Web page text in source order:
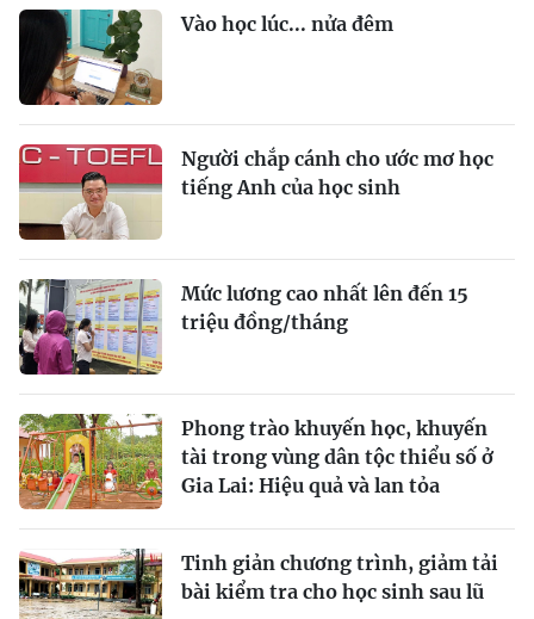
Vào học lúc... nửa đêm
Người chắp cánh cho ước mơ học
tiếng Anh của học sinh
Mức lương cao nhất lên đến 15
triệu đồng/tháng
Phong trào khuyến học, khuyến
tài trong vùng dân tộc thiểu số ở
Gia Lai: Hiệu quả và lan tỏa
Tinh giản chương trình, giảm tải
bài kiểm tra cho học sinh sau lũ